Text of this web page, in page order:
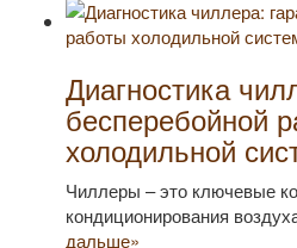
Диагностика
бесперебойной
холодильной
Чиллеры – это ключевые
кондиционирования
дальше»